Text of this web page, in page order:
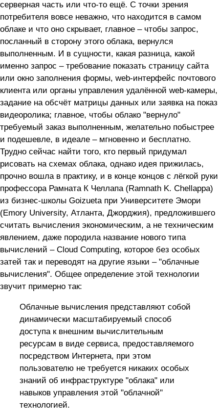
серверная часть или что-то ещё. С точки зрения
потребителя вовсе неважно, что находится в самом
облаке и что оно скрывает, главное – чтобы запрос,
посланный в сторону этого облака, вернулся
выполненным. И в сущности, какая разница, какой
именно запрос – требование показать страницу сайта
или окно заполнения формы, web-интерфейс почтового
клиента или органы управления удалённой web-камеры,
задание на обсчёт матрицы данных или заявка на показ
видеоролика; главное, чтобы облако "вернуло"
требуемый заказ выполненным, желательно побыстрее
и подешевле, в идеале – мгновенно и бесплатно.
Трудно сейчас найти того, кто первый придумал
рисовать на схемах облака, однако идея прижилась,
прочно вошла в практику, и в конце концов с лёгкой руки
профессора Рамната К Челлапа (Ramnath K. Chellappa)
из бизнес-школы Goizueta при Университете Эмори
(Emory University, Атланта, Джорджия), предложившего
считать вычисления экономическим, а не техническим
явлением, даже породила название нового типа
вычислений – Cloud Computing, которое без особых
затей так и переводят на другие языки – "облачные
вычисления". Общее определение этой технологии
звучит примерно так:
Облачные вычисления представляют собой
динамически масштабируемый способ
доступа к внешним вычислительным
ресурсам в виде сервиса, предоставляемого
посредством Интернета, при этом
пользователю не требуется никаких особых
знаний об инфраструктуре "облака" или
навыков управления этой "облачной"
технологией.